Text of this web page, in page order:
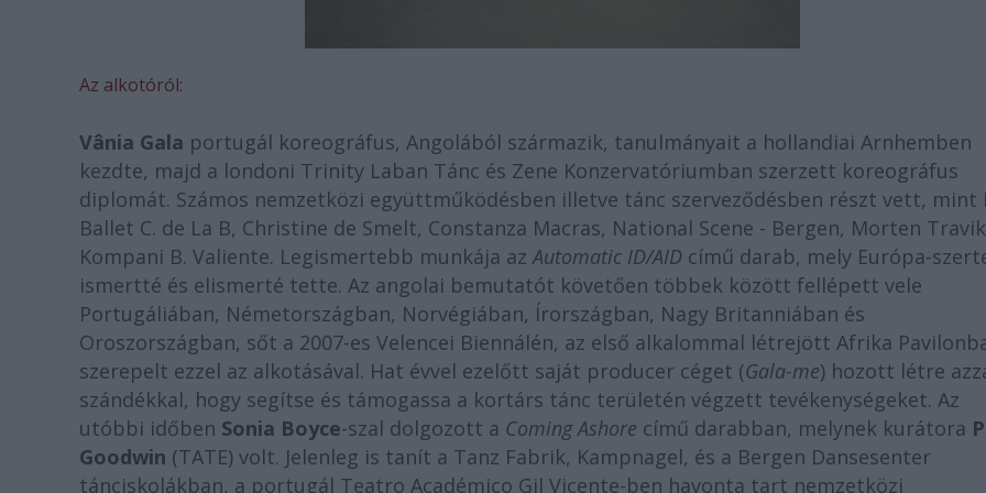
Az alkotóról:
Vânia Gala portugál koreográfus, Angolából származik, tanulmányait a hollandiai Arnhemben
kezdte, majd a londoni Trinity Laban Tánc és Zene Konzervatóriumban szerzett koreográfus
diplomát. Számos nemzetközi együttműködésben illetve tánc szerveződésben részt vett, mint
Ballet C. de La B, Christine de Smelt, Constanza Macras, National Scene - Bergen, Morten
Kompani B. Valiente. Legismertebb munkája azAutomatic ID/AID című darab, mely Európa-
ismertté és elismerté tette. Az angolai bemutatót követően többek között fellépett vele
Portugáliában, Németországban, Norvégiában, Írországban, Nagy Britanniában és
Oroszországban, sőt a 2007-es Velencei Biennálén, az első alkalommal létrejött Afrika
szerepelt ezzel az alkotásával. Hat évvel ezelőtt saját producer céget (Gala-me) hozott létre
szándékkal, hogy segítse és támogassa a kortárs tánc területén végzett tevékenységeket. Az
utóbbi időben Sonia Boyce-szal dolgozott a Coming Ashore című darabban, melynek kurátora
Goodwin (TATE) volt. Jelenleg is tanít a Tanz Fabrik, Kampnagel, és a Bergen Dansesenter
tánciskolákban, a portugál Teatro Académico Gil Vicente-ben havonta tart nemzetközi